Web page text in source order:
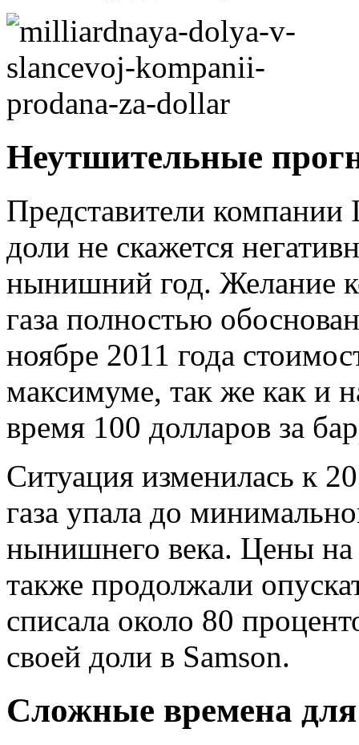
Неутшительные
Представители компании
доли не скажется
нынишний год. Желание
газа полностью
ноябре 2011 года
максимуме, так же как и
время 100 долларов за
Ситуация изменилась к
газа упала до
нынишнего века. Цены
также продолжали
списала около 80
своей доли в Samson.
Сложные времена для